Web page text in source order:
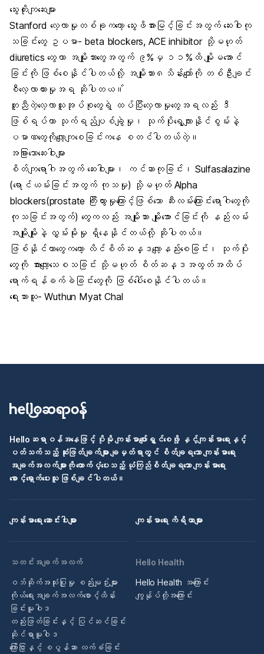
သွေးတိုးကျဆေးများ
Stanford လေ့လာမှုတစ်ခုကတော့ သွေးဖိအားမြင့်ခြင်းအတွက် ဆေးဝါးကု
သခြင်းတွေ ဥပမာ- beta blockers, ACE inhibitor သို့မဟုတ်
diuretics တွေဟာ အမျိုးသားတွေအတွက် ၉%မှ ၁၁%ထိ မျိုးမအောင်
ခြင်းကို ဖြစ်စေနိုင်ပါတယ်လို့ အမျိုးသား၈သိန်းကျော်ကို တစ်ဦးချင်း
စီလေ့လာထားမှုအရ ဆိုပါတယ။်
တူညီတဲ့လေ့လာသူအုပ်စုတွေရဲ့ ထပ်ပြီးလေ့လာမှုတွေအရလည်း ဒီ
ဖြစ်ရပ်ဟာ သုက်ရည်ပျစ်ချွဲမှု၊ သုက်ပိုးရွေ့လျားနိုင်စွမ်းနဲ့
ပမာဏတွေကိုလျော့ကျစေခြင်းကနေ စတင်ပါတယ်တဲ့။
အခြားသောဆေးဝါးများ
စိတ်ကျရောဂါအတွက် ဆေးဝါးများ၊ ကင်ဆာကုခြင်း၊ Sulfasalazine
(ရောင်ယမ်းခြင်းအတွက် ကုသမှု) သို့မဟုတ် Alpha
blockers(prostate ကြီးထွားမှုကြောင့်ဖြစ်သော ဆီးလမ်းကြောင်းရောဂါတွေကို
ကုသခြင်းအတွက်) တွေကလည်း အမျိုးသား မျိုးအောင်ခြင်းကို နည်းလမ်း
အမျိုးမျိုးနဲ့ လွှမ်းမိုးမှု ရှိနေနိုင်တယ်လို့ ဆိုပါတယ်။
ဖြစ်နိုင်တာတွေကတော့ လိင်စိတ်ဆန္ဒလျော့နည်းစေခြင်း၊ သုက်ပိုး
တွေကို အားလျော့သေစသခြင်း သို့မဟုတ် စိတ်ဆန္ဒအထွတ်အထိပ်
ရောက်ရန်ခက်ခဲခြင်းတွေကို ဖြစ်ပေါ်စေနိုင်ပါတယ်။
ရေးသားသူ- Wuthun Myat Chal
Helloဆရာဝန်အနေဖြင့် ပိုမို ကျန်းမာပျော်ရွှင်စေဖို့ နှင့်ကျန်းမာရေးနှင့်
ပတ်သက်သည့် ဆုံးဖြတ်ချက်များ ချမှတ်ရာတွင် စိတ်ချရသော ကျန်းမာရေး
အချက်အလက်များကို ထောက်ပံ့ပေးသည့် ယုံကြည်စိတ်ချရသော ကျန်းမာရေး
စောင့်ရှောက်ပေးသူ ဖြစ်ချင်ပါတယ်။
ကျန်းမာရေး ဆောင်းပါးများ ကျန်းမာရေး ကိရိယာများ
သတင်းအချက်အလက်
ဝဘ်ဆိုက်အသုံးပြုမှု စည်းမျဉ်းများ
ကိုယ်ရေးအချက်အလက်စောင့်ထိန်း
ခြင်းမူဝါဒ
တည်းဖြတ်ခြင်းနှင့် ပြင်ဆင်ခြင်း
ဆိုင်ရာမူဝါဒ
ကြော်ငြာနှင့် စပွန်ဆာ လက်ခံခြင်း
Hello Health
Hello Health အကြောင်း
ကျွန်ုပ်တို့အကြောင်း